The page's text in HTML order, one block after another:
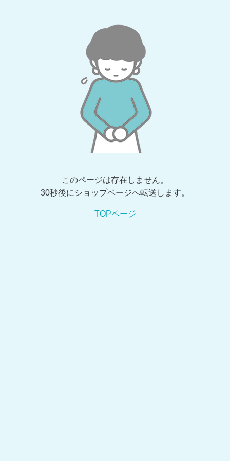
このページは存在しません。
30秒後にショップページへ転送します。
TOPページ